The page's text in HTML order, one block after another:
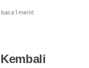
1 menit